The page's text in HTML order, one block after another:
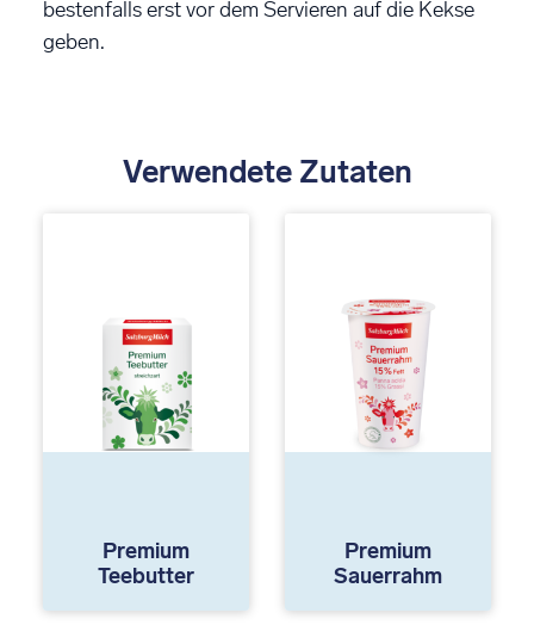
bestenfalls erst vor dem Servieren auf die Kekse
geben.
Verwendete Zutaten
Premium
Teebutter
Premium
Sauerrahm